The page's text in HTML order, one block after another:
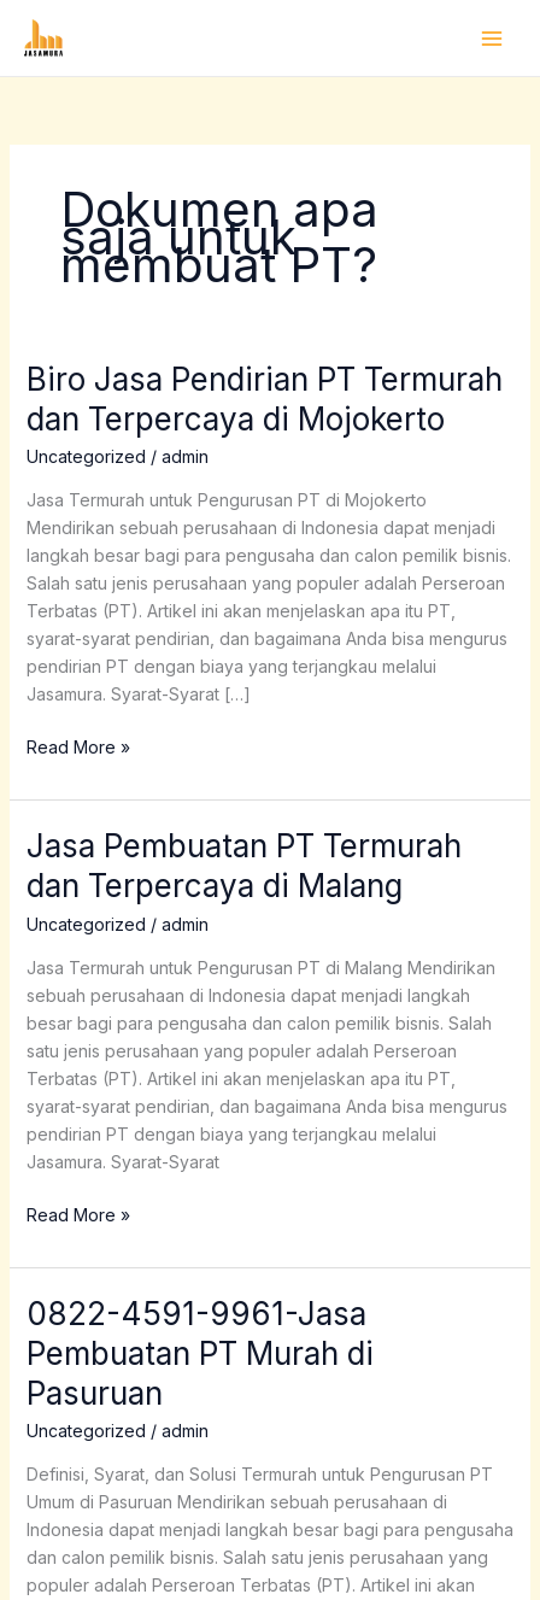
Dokumen apa
saja untuk
membuat PT?
Biro Jasa Pendirian PT Termurah
dan Terpercaya di Mojokerto
Uncategorized / admin
Jasa Termurah untuk Pengurusan PT di Mojokerto
Mendirikan sebuah perusahaan di Indonesia dapat menjadi
langkah besar bagi para pengusaha dan calon pemilik bisnis.
Salah satu jenis perusahaan yang populer adalah Perseroan
Terbatas (PT). Artikel ini akan menjelaskan apa itu PT,
syarat-syarat pendirian, dan bagaimana Anda bisa mengurus
pendirian PT dengan biaya yang terjangkau melalui
Jasamura. Syarat-Syarat […]
Biro
Pendirian
PT
dan
Terpercaya
di
Mojokerto
Read More »
Jasa Pembuatan PT Termurah
dan Terpercaya di Malang
Uncategorized / admin
Jasa Termurah untuk Pengurusan PT di Malang Mendirikan
sebuah perusahaan di Indonesia dapat menjadi langkah
besar bagi para pengusaha dan calon pemilik bisnis. Salah
satu jenis perusahaan yang populer adalah Perseroan
Terbatas (PT). Artikel ini akan menjelaskan apa itu PT,
syarat-syarat pendirian, dan bagaimana Anda bisa mengurus
pendirian PT dengan biaya yang terjangkau melalui
Jasamura. Syarat-Syarat
Jasa
PT
Termurah
Terpercaya
di
Malang
Read More »
0822-4591-9961-Jasa
Pembuatan PT Murah di
Pasuruan
Uncategorized / admin
Definisi, Syarat, dan Solusi Termurah untuk Pengurusan PT
Umum di Pasuruan Mendirikan sebuah perusahaan di
Indonesia dapat menjadi langkah besar bagi para pengusaha
dan calon pemilik bisnis. Salah satu jenis perusahaan yang
populer adalah Perseroan Terbatas (PT). Artikel ini akan
0822-
9961-
Jasa
Murah
di
Pasuruan